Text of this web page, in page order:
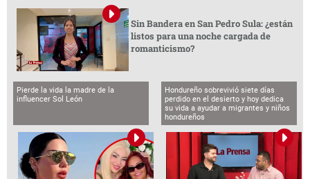
Sin Bandera en San Pedro Sula: ¿están
listos para una noche cargada de
romanticismo?
Pierde la vida la madre de la
influencer Sol León
Hondureño sobrevivió siete días
perdido en el desierto y hoy dedica
su vida a ayudar a migrantes y niños
hondureños